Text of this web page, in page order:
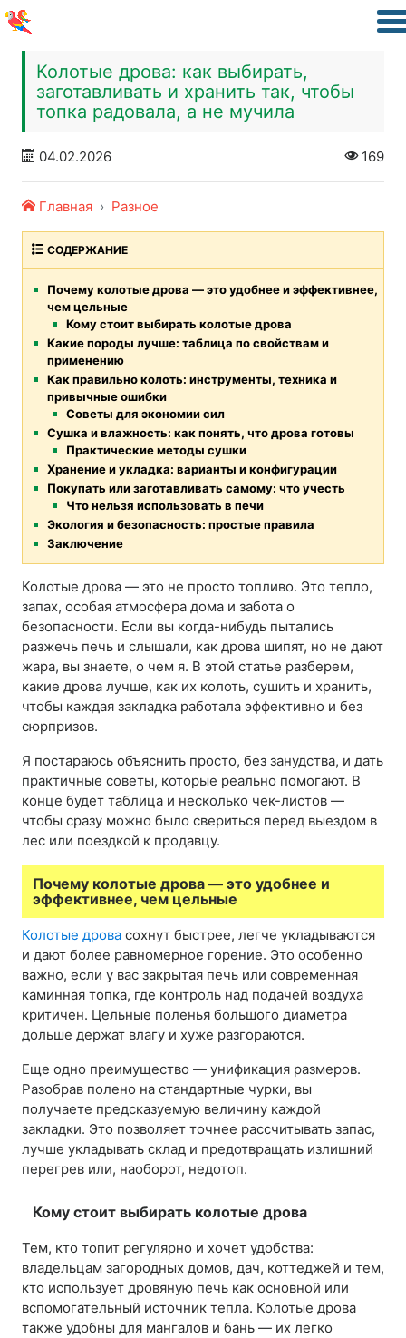
Колотые дрова: как выбирать,
заготавливать и хранить так, чтобы
топка радовала, а не мучила
04.02.2026 169
Главная Разное
СОДЕРЖАНИЕ
Почему колотые дрова — это удобнее и эффективнее,
чем цельные
Кому стоит выбирать колотые дрова
Какие породы лучше: таблица по свойствам и
применению
Как правильно колоть: инструменты, техника и
привычные ошибки
Советы для экономии сил
Сушка и влажность: как понять, что дрова готовы
Практические методы сушки
Хранение и укладка: варианты и конфигурации
Покупать или заготавливать самому: что учесть
Что нельзя использовать в печи
Экология и безопасность: простые правила
Заключение
Колотые дрова — это не просто топливо. Это тепло,
запах, особая атмосфера дома и забота о
безопасности. Если вы когда-нибудь пытались
разжечь печь и слышали, как дрова шипят, но не дают
жара, вы знаете, о чем я. В этой статье разберем,
какие дрова лучше, как их колоть, сушить и хранить,
чтобы каждая закладка работала эффективно и без
сюрпризов.
Я постараюсь объяснить просто, без занудства, и дать
практичные советы, которые реально помогают. В
конце будет таблица и несколько чек-листов —
чтобы сразу можно было свериться перед выездом в
лес или поездкой к продавцу.
Почему колотые дрова — это удобнее и
эффективнее, чем цельные
Колотые дрова сохнут быстрее, легче укладываются
и дают более равномерное горение. Это особенно
важно, если у вас закрытая печь или современная
каминная топка, где контроль над подачей воздуха
критичен. Цельные поленья большого диаметра
дольше держат влагу и хуже разгораются.
Еще одно преимущество — унификация размеров.
Разобрав полено на стандартные чурки, вы
получаете предсказуемую величину каждой
закладки. Это позволяет точнее рассчитывать запас,
лучше укладывать склад и предотвращать излишний
перегрев или, наоборот, недотоп.
Кому стоит выбирать колотые дрова
Тем, кто топит регулярно и хочет удобства:
владельцам загородных домов, дач, коттеджей и тем,
кто использует дровяную печь как основной или
вспомогательный источник тепла. Колотые дрова
также удобны для мангалов и бань — их легко